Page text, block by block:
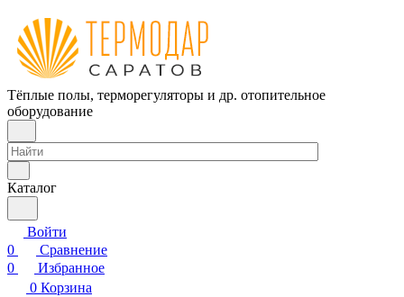
Тёплые полы, терморегуляторы и др. отопительное
оборудование
Каталог
Войти
0
Сравнение
0
Избранное
0 Корзина